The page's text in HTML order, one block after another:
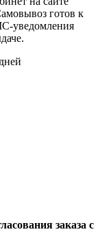
готов к
уведомления
заказа с